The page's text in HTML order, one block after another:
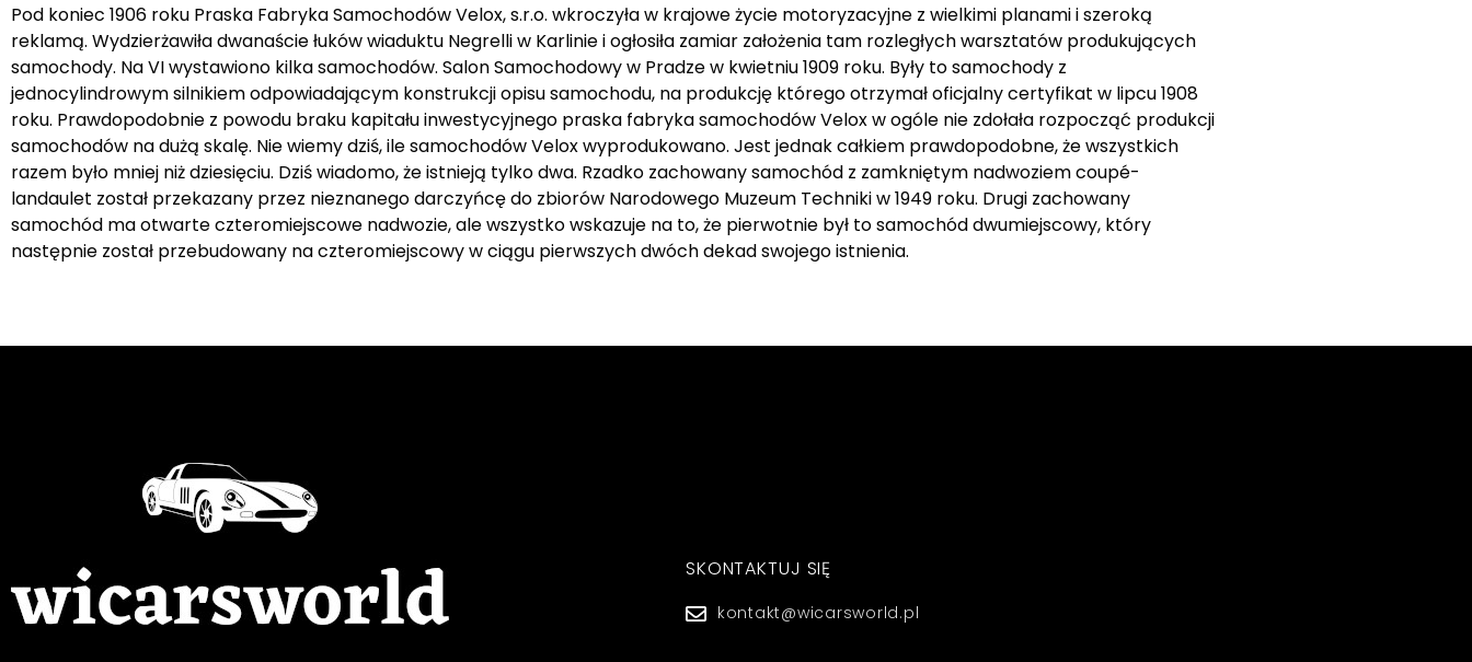
Pod koniec 1906 roku Praska Fabryka Samochodów Velox, s.r.o. wkroczyła w krajowe życie motoryzacyjne z wielkimi planami i szeroką
reklamą. Wydzierżawiła dwanaście łuków wiaduktu Negrelli w Karlinie i ogłosiła zamiar założenia tam rozległych warsztatów produkujących
samochody. Na VI wystawiono kilka samochodów. Salon Samochodowy w Pradze w kwietniu 1909 roku. Były to samochody z
jednocylindrowym silnikiem odpowiadającym konstrukcji opisu samochodu, na produkcję którego otrzymał oficjalny certyfikat w lipcu 1908
roku. Prawdopodobnie z powodu braku kapitału inwestycyjnego praska fabryka samochodów Velox w ogóle nie zdołała rozpocząć produkcji
samochodów na dużą skalę. Nie wiemy dziś, ile samochodów Velox wyprodukowano. Jest jednak całkiem prawdopodobne, że wszystkich
razem było mniej niż dziesięciu. Dziś wiadomo, że istnieją tylko dwa. Rzadko zachowany samochód z zamkniętym nadwoziem coupé-
landaulet został przekazany przez nieznanego darczyńcę do zbiorów Narodowego Muzeum Techniki w 1949 roku. Drugi zachowany
samochód ma otwarte czteromiejscowe nadwozie, ale wszystko wskazuje na to, że pierwotnie był to samochód dwumiejscowy, który
następnie został przebudowany na czteromiejscowy w ciągu pierwszych dwóch dekad swojego istnienia.
SKONTAKTUJ SIĘ
kontakt@wicarsworld.pl